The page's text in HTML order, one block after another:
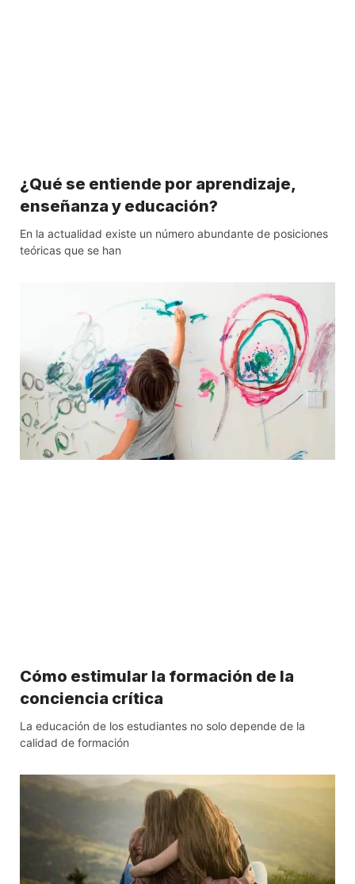
¿Qué se entiende por aprendizaje,
enseñanza y educación?
En la actualidad existe un número abundante de posiciones
teóricas que se han
Cómo estimular la formación de la
conciencia crítica
La educación de los estudiantes no solo depende de la
calidad de formación